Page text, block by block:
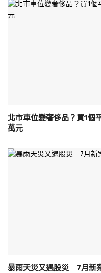
北市車位變奢侈品？買1
萬元
暴雨天災又遇股災 7月新